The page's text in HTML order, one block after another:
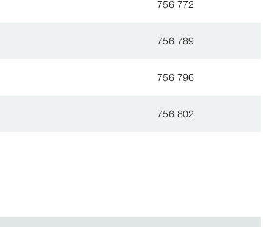
756 772
756 789
756 796
756 802